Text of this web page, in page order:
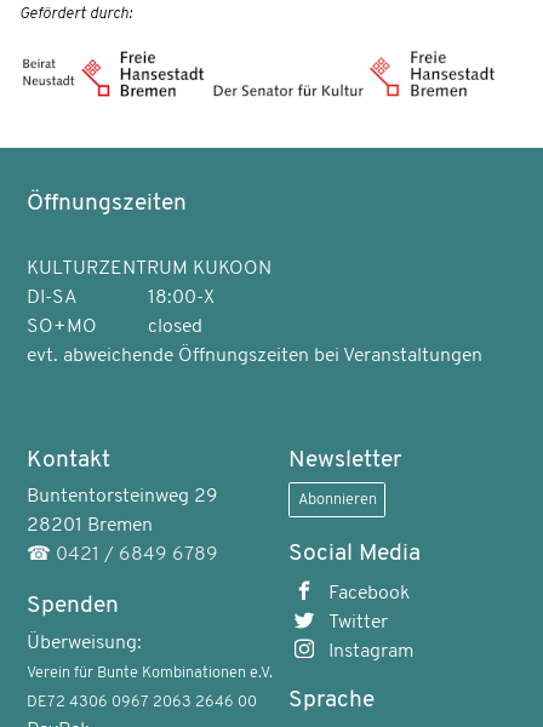
Gefördert durch:
Öffnungszeiten
KULTURZENTRUM KUKOON
DI-SA
18:00-X
SO+MO
closed
evt. abweichende Öffnungszeiten bei Veranstaltungen
Kontakt
Buntentorsteinweg 29
28201 Bremen
☎ 0421 / 6849 6789
Spenden
Überweisung:
Verein für Bunte Kombinationen e.V.
DE72 4306 0967 2063 2646 00
Newsletter
Abonnieren
Social Media
Facebook
Twitter
Instagram
Sprache